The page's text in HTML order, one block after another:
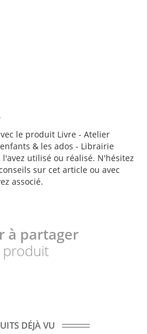
le produit Livre - Atelier
& les ados - Librairie
utilisé ou réalisé. N'hésitez
sur cet article ou avec
associé.
à partager
produit
DÉJÀ VU